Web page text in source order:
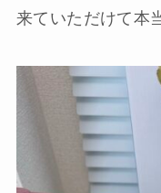
来ていただけて本